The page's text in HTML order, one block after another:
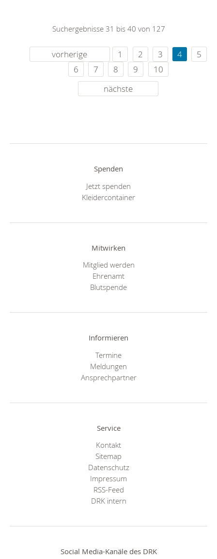
Suchergebnisse 31 bis 40 von 127
vorherige 1 2 3 4
5
6
7 8 9
10
nächste
Spenden
Jetzt spenden
Kleidercontainer
Mitwirken
Mitglied werden
Ehrenamt
Blutspende
Informieren
Termine
Meldungen
Ansprechpartner
Service
Kontakt
Sitemap
Datenschutz
Impressum
RSS-Feed
DRK intern
Social Media-Kanäle des DRK